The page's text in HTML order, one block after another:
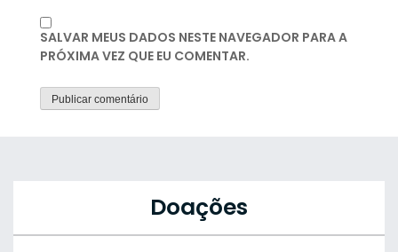
SALVAR MEUS DADOS NESTE NAVEGADOR PARA A
PRÓXIMA VEZ QUE EU COMENTAR.
Doações